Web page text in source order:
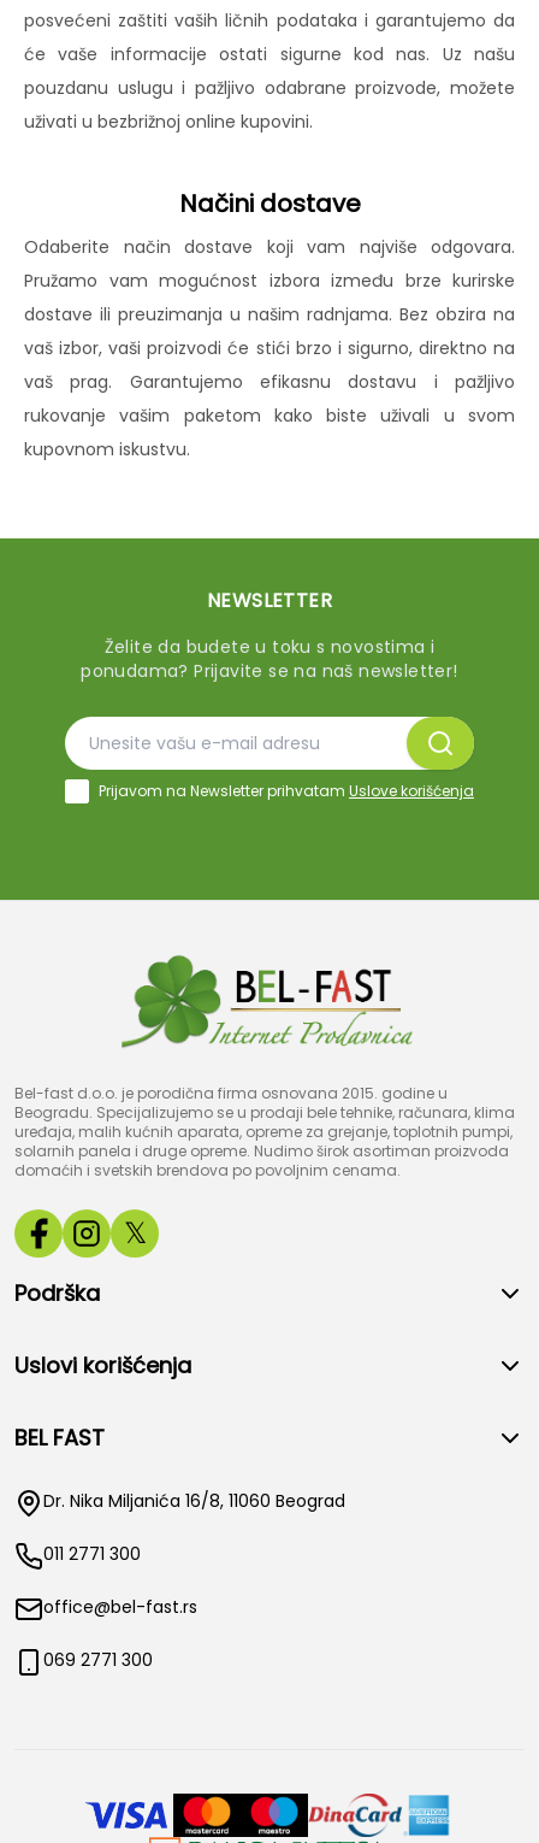
posvećeni zaštiti vaših ličnih podataka i garantujemo da
će vaše informacije ostati sigurne kod nas. Uz našu
pouzdanu uslugu i pažljivo odabrane proizvode, možete
uživati u bezbrižnoj online kupovini.
Načini dostave
Odaberite način dostave koji vam najviše odgovara.
Pružamo vam mogućnost izbora između brze kurirske
dostave ili preuzimanja u našim radnjama. Bez obzira na
vaš izbor, vaši proizvodi će stići brzo i sigurno, direktno na
vaš prag. Garantujemo efikasnu dostavu i pažljivo
rukovanje vašim paketom kako biste uživali u svom
kupovnom iskustvu.
NEWSLETTER
Želite da budete u toku s novostima i
ponudama? Prijavite se na naš newsletter!
Prijavom na Newsletter prihvatam Uslove korišćenja
Bel-fast d.o.o. je porodična firma osnovana 2015. godine u
Beogradu. Specijalizujemo se u prodaji bele tehnike, računara, klima
uređaja, malih kućnih aparata, opreme za grejanje, toplotnih pumpi,
solarnih panela i druge opreme. Nudimo širok asortiman proizvoda
domaćih i svetskih brendova po povoljnim cenama.
𝕏
Podrška
Uslovi korišćenja
BEL FAST
Dr. Nika Miljanića 16/8, 11060 Beograd
011 2771 300
office@bel-fast.rs
069 2771 300